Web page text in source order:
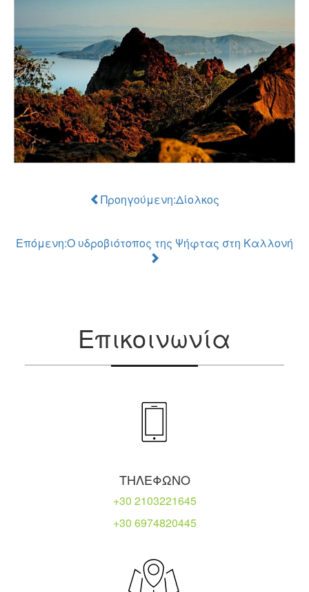
Προηγούμενη:Δίολκος
Επόμενη:Ο υδροβιότοπος της Ψήφτας στη Καλλονή
Επικοινωνία
ΤΗΛΕΦΩΝΟ
+30 2103221645
+30 6974820445